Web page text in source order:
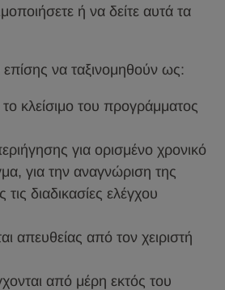
ή να δείτε αυτά τα
επίσης να ταξινομηθούν ως:
κλείσιμο του προγράμματος
για ορισμένο χρονικό
για την αναγνώριση της
διαδικασίες ελέγχου
απευθείας από τον χειριστή
από μέρη εκτός του